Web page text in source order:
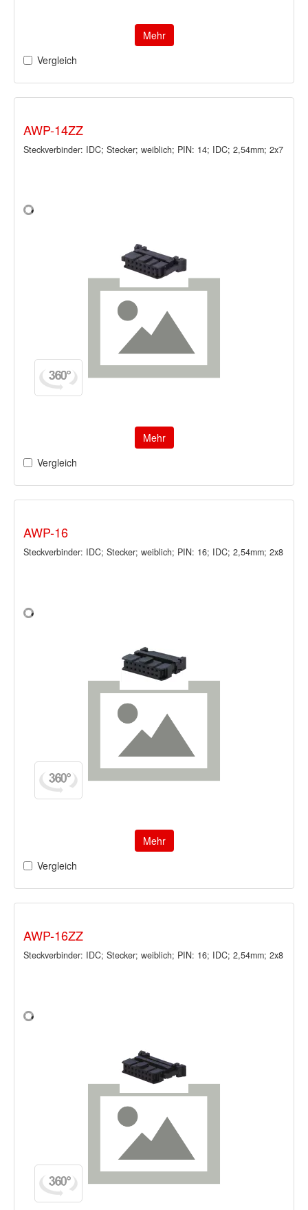
Mehr
Vergleich
AWP-14ZZ
Steckverbinder: IDC; Stecker; weiblich; PIN: 14; IDC; 2,54mm; 2x7
Mehr
Vergleich
AWP-16
Steckverbinder: IDC; Stecker; weiblich; PIN: 16; IDC; 2,54mm; 2x8
Mehr
Vergleich
AWP-16ZZ
Steckverbinder: IDC; Stecker; weiblich; PIN: 16; IDC; 2,54mm; 2x8